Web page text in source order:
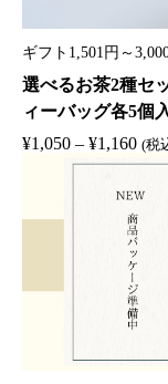
¥
2
,
0
0
ギフト1,501円～
選べるお茶2種セ
ィーバッグ各5個
茶ギフト｜煎茶・
ほうじ茶・抹茶入
¥1,050 – ¥1,160価
格
帯
:
¥
,
0
5
(税